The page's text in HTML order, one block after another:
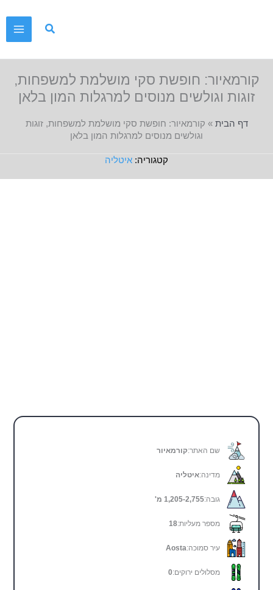
קורמאיור: חופשת סקי מושלמת למשפחות,
זוגות וגולשים מנוסים למרגלות המון בלאן
דף הבית » קורמאיור: חופשת סקי מושלמת למשפחות, זוגות
וגולשים מנוסים למרגלות המון בלאן
איטליה
שם האתר:קורמאיור
מסלולים ירוקים:0
מדינה:איטליה
גובה:1,205-2,755 מ'
מספר מעליות:18
עיר סמוכה:Aosta